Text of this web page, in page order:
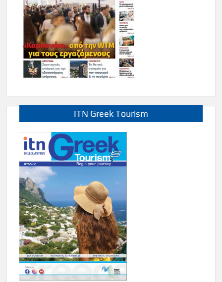
ITN Greek Tourism